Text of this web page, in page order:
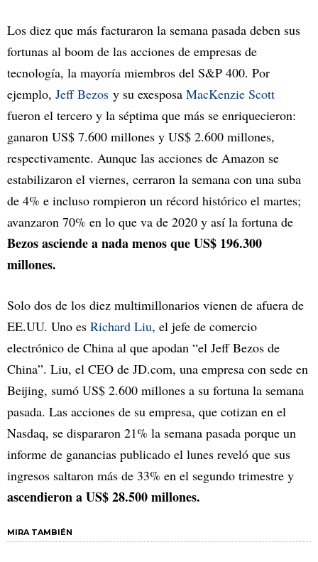
Los diez que más facturaron la semana pasada deben sus
fortunas al boom de las acciones de empresas de
tecnología, la mayoría miembros del S&P 400. Por
ejemplo, Jeff Bezos y su exesposa MacKenzie Scott
fueron el tercero y la séptima que más se enriquecieron:
ganaron US$ 7.600 millones y US$ 2.600 millones,
respectivamente. Aunque las acciones de Amazon se
estabilizaron el viernes, cerraron la semana con una suba
de 4% e incluso rompieron un récord histórico el martes;
avanzaron 70% en lo que va de 2020 y así la fortuna de
Bezos asciende a nada menos que US$ 196.300
millones.
Solo dos de los diez multimillonarios vienen de afuera de
EE.UU. Uno es Richard Liu, el jefe de comercio
electrónico de China al que apodan “el Jeff Bezos de
China”. Liu, el CEO de JD.com, una empresa con sede en
Beijing, sumó US$ 2.600 millones a su fortuna la semana
pasada. Las acciones de su empresa, que cotizan en el
Nasdaq, se dispararon 21% la semana pasada porque un
informe de ganancias publicado el lunes reveló que sus
ingresos saltaron más de 33% en el segundo trimestre y
ascendieron a US$ 28.500 millones.
MIRA TAMBIÉN